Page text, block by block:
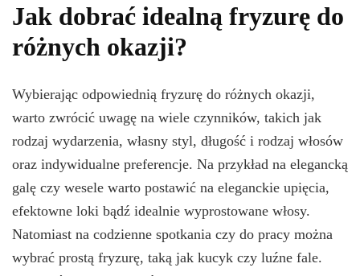
Jak dobrać idealną fryzurę do
różnych okazji?
Wybierając odpowiednią fryzurę do różnych okazji,
warto zwrócić uwagę na wiele czynników, takich jak
rodzaj wydarzenia, własny styl, długość i rodzaj włosów
oraz indywidualne preferencje. Na przykład na elegancką
galę czy wesele warto postawić na eleganckie upięcia,
efektowne loki bądź idealnie wyprostowane włosy.
Natomiast na codzienne spotkania czy do pracy można
wybrać prostą fryzurę, taką jak kucyk czy luźne fale.